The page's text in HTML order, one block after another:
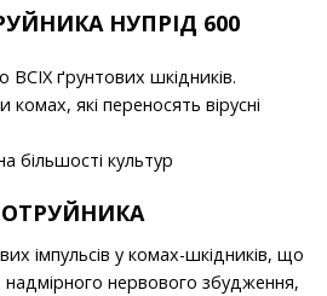
НУПРІД 600
ґрунтових шкідників.
які переносять вірусні
більшості культур
імпульсів у комах-шкідників, що
нервового збудження,